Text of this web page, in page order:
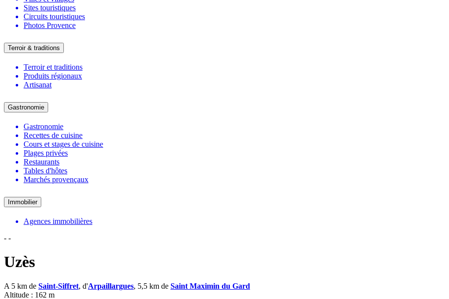
Sites touristiques
Circuits touristiques
Photos Provence
Terroir & traditions
Terroir et traditions
Produits régionaux
Artisanat
Gastronomie
Gastronomie
Recettes de cuisine
Cours et stages de cuisine
Plages privées
Restaurants
Tables d'hôtes
Marchés provençaux
Immobilier
Agences immobilières
- -
Uzès
A 5 km de Saint-Siffret, d'Arpaillargues, 5,5 km de Saint Maximin du Gard
Altitude : 162 m